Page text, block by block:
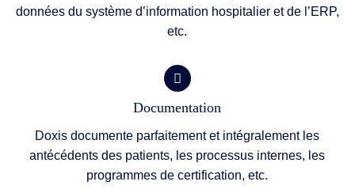
données du système d’information hospitalier et de l’ERP,
etc.
Documentation
Doxis documente parfaitement et intégralement les
antécédents des patients, les processus internes, les
programmes de certification, etc.